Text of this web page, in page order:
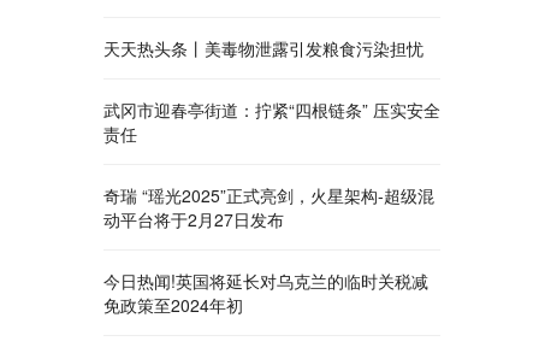
天天热头条丨美毒物泄露引发粮食污染担忧
武冈市迎春亭街道：拧紧“四根链条” 压实安全
责任
奇瑞 “瑶光2025”正式亮剑，火星架构-超级混
动平台将于2月27日发布
今日热闻!英国将延长对乌克兰的临时关税减
免政策至2024年初